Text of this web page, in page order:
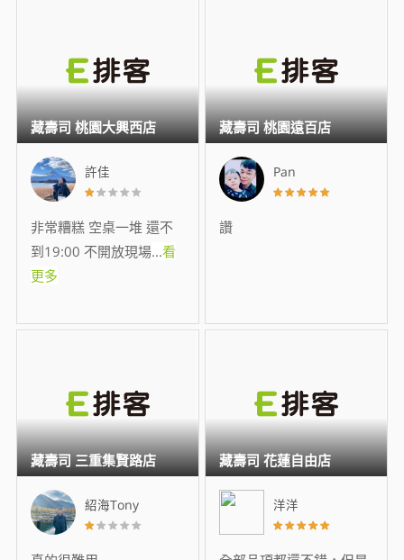
許佳
非常糟糕 空桌一堆 還不
到19:00 不開放現場...看
更多
藏壽司 桃園大興西店
Pan
讚
藏壽司 桃園遠百店
紹海Tony
藏壽司 三重集賢路店
洋洋
藏壽司 花蓮自由店